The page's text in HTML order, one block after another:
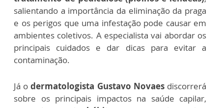
salientando a importância da eliminação da praga
e os perigos que uma infestação pode causar em
ambientes coletivos. A especialista vai abordar os
principais cuidados e dar dicas para evitar a
contaminação.
Já odermatologista Gustavo Novaesdiscorrerá
sobre os principais impactos na saúde capilar,